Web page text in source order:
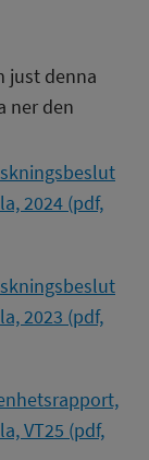
just denna
ner den
2024 (pdf,
2023 (pdf,
VT25 (pdf,